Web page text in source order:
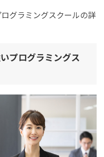
グラミングスクールの詳
プログラミングス